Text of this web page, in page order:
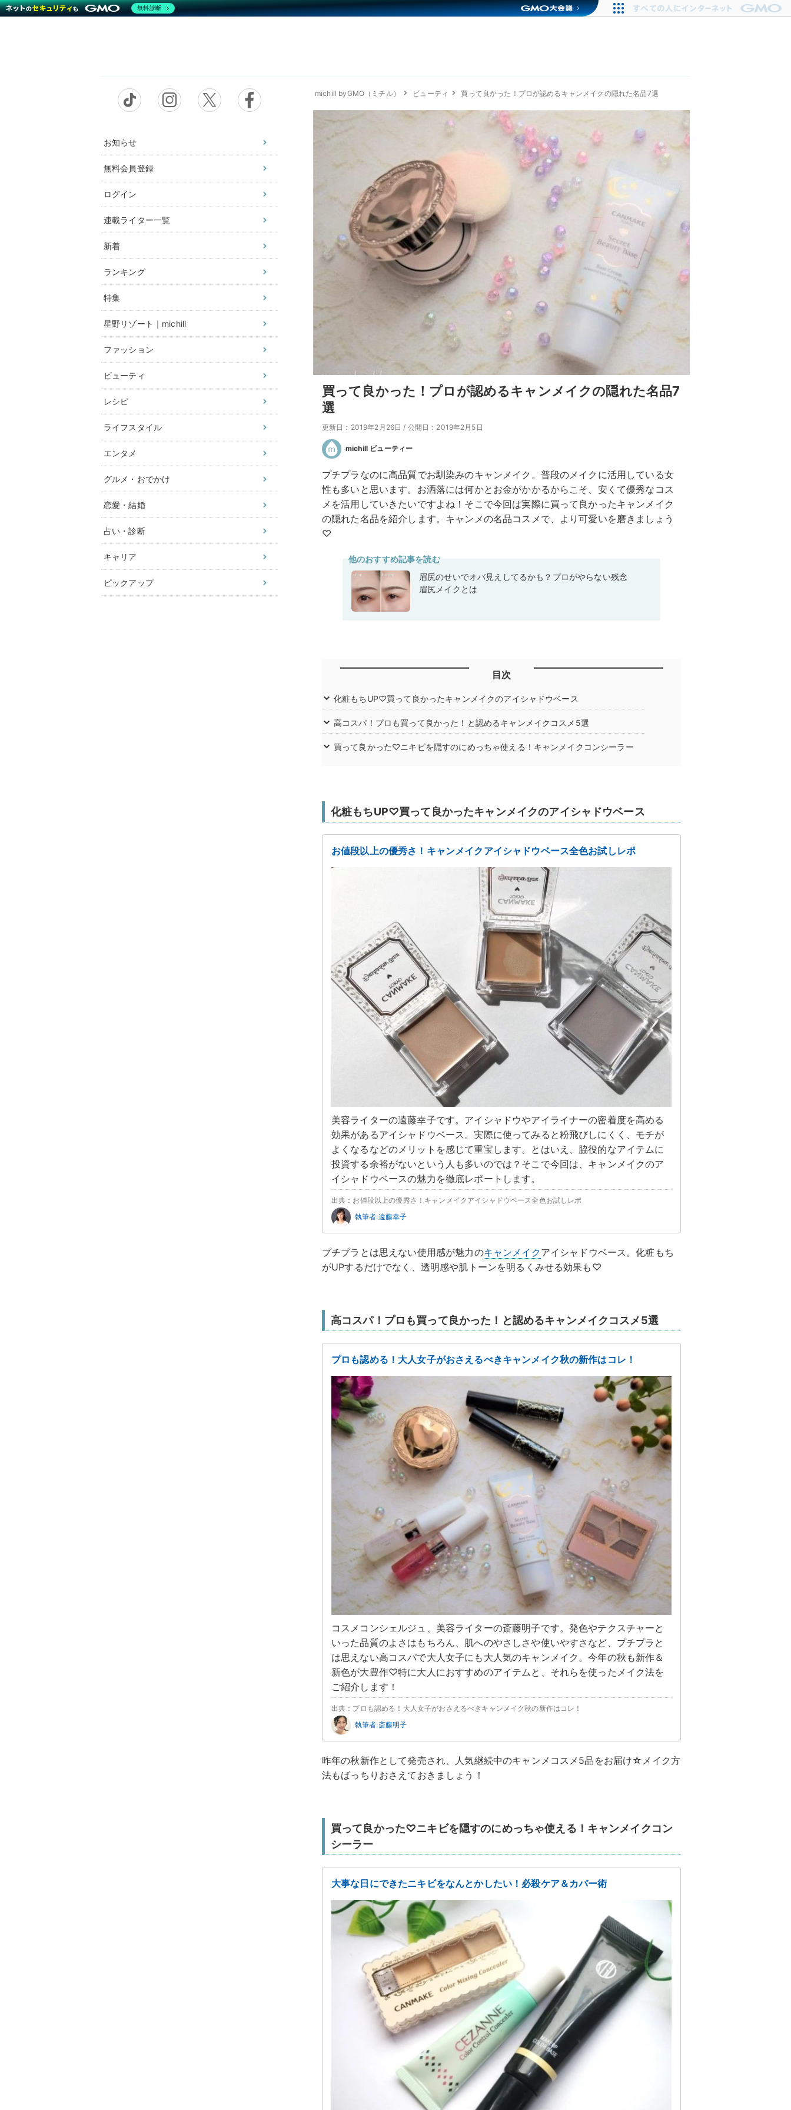
お知らせ
無料会員登録
ログイン
連載ライター一覧
新着
ランキング
特集
星野リゾート｜michill
ファッション
ビューティ
レシピ
ライフスタイル
エンタメ
グルメ・おでかけ
恋愛・結婚
占い・診断
キャリア
ピックアップ
michill byGMO（ミチル） ビューティ 買って良かった！プロが認めるキャンメイクの隠れた名品7選
買って良かった！プロが認めるキャンメイクの隠れた名品7
選
更新日：2019年2月26日 / 公開日：2019年2月5日
michill ビューティー
プチプラなのに高品質でお馴染みのキャンメイク。普段のメイクに活用している女
性も多いと思います。お洒落には何かとお金がかかるからこそ、安くて優秀なコス
メを活用していきたいですよね！そこで今回は実際に買って良かったキャンメイク
の隠れた名品を紹介します。キャンメの名品コスメで、より可愛いを磨きましょう
♡
他のおすすめ記事を読む
眉尻のせいでオバ見えしてるかも？プロがやらない残念
眉尻メイクとは
目次
化粧もちUP♡買って良かったキャンメイクのアイシャドウベース
高コスパ！プロも買って良かった！と認めるキャンメイクコスメ5選
買って良かった♡ニキビを隠すのにめっちゃ使える！キャンメイクコンシーラー
化粧もちUP♡買って良かったキャンメイクのアイシャドウベース
お値段以上の優秀さ！キャンメイクアイシャドウベース全色お試しレポ
美容ライターの遠藤幸子です。アイシャドウやアイライナーの密着度を高める
効果があるアイシャドウベース。実際に使ってみると粉飛びしにくく、モチが
よくなるなどのメリットを感じて重宝します。とはいえ、脇役的なアイテムに
投資する余裕がないという人も多いのでは？そこで今回は、キャンメイクのア
イシャドウベースの魅力を徹底レポートします。
出典：お値段以上の優秀さ！キャンメイクアイシャドウベース全色お試しレポ
執筆者:遠藤幸子
プチプラとは思えない使用感が魅力のキャンメイクアイシャドウベース。化粧もち
がUPするだけでなく、透明感や肌トーンを明るくみせる効果も♡
高コスパ！プロも買って良かった！と認めるキャンメイクコスメ5選
プロも認める！大人女子がおさえるべきキャンメイク秋の新作はコレ！
コスメコンシェルジュ、美容ライターの斎藤明子です。発色やテクスチャーと
いった品質のよさはもちろん、肌へのやさしさや使いやすさなど、プチプラと
は思えない高コスパで大人女子にも大人気のキャンメイク。今年の秋も新作＆
新色が大豊作♡特に大人におすすめのアイテムと、それらを使ったメイク法を
ご紹介します！
出典：プロも認める！大人女子がおさえるべきキャンメイク秋の新作はコレ！
執筆者:斎藤明子
昨年の秋新作として発売され、人気継続中のキャンメコスメ5品をお届け☆メイク方
法もばっちりおさえておきましょう！
買って良かった♡ニキビを隠すのにめっちゃ使える！キャンメイクコン
シーラー
大事な日にできたニキビをなんとかしたい！必殺ケア＆カバー術
無料診断